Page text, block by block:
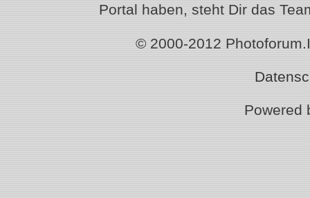
Portal haben, steht Dir das
© 2000-2012
Powered